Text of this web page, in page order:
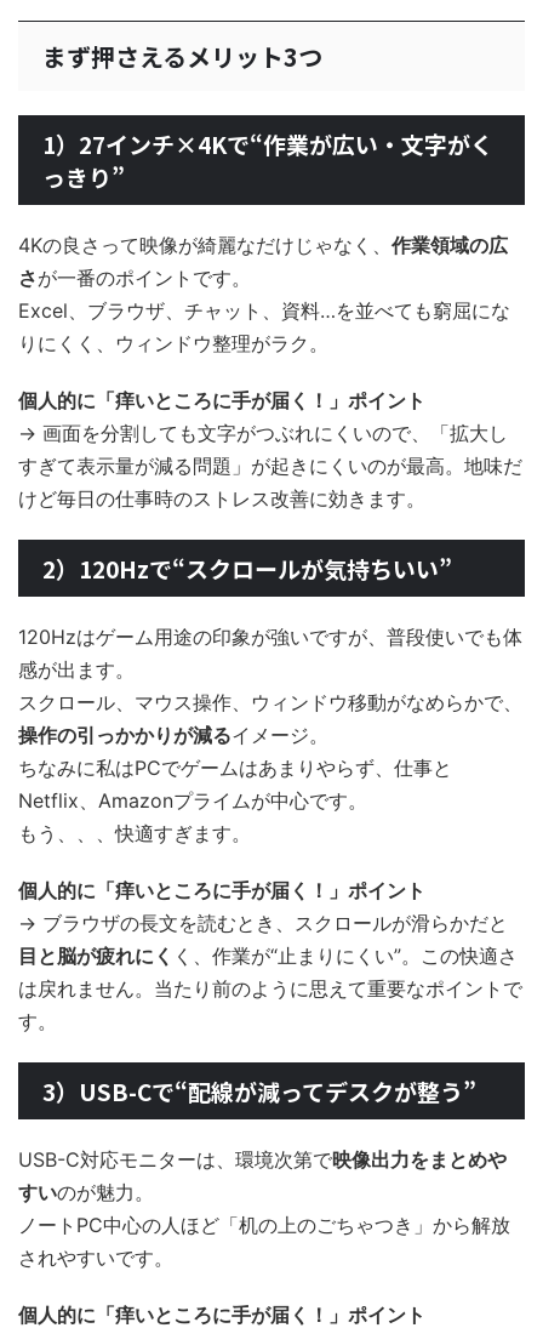
まず押さえるメリット3つ
1）27インチ×4Kで“作業が広い・文字がく
っきり”
4Kの良さって映像が綺麗なだけじゃなく、 作業領域の広
さが一番のポイントです。
Excel、ブラウザ、チャット、資料…を並べても窮屈にな
りにくく、ウィンドウ整理がラク。
個人的に「痒いところに手が届く！」ポイント
→ 画面を分割しても文字がつぶれにくいので、「拡大し
すぎて表示量が減る問題」が起きにくいのが最高。地味だ
けど毎日の仕事時のストレス改善に効きます。
2）120Hzで“スクロールが気持ちいい”
120Hzはゲーム用途の印象が強いですが、普段使いでも体
感が出ます。
スクロール、マウス操作、ウィンドウ移動がなめらかで、
操作の引っかかりが減るイメージ。
ちなみに私はPCでゲームはあまりやらず、仕事と
Netflix、Amazonプライムが中心です。
もう、、、快適すぎます。
個人的に「痒いところに手が届く！」ポイント
→ ブラウザの長文を読むとき、スクロールが滑らかだと
目と脳が疲れにく く、作業が“止まりにくい”。この快適さ
は戻れません。当たり前のように思えて重要なポイントで
す。
3）USB-Cで“配線が減ってデスクが整う”
USB-C対応モニターは、環境次第で映像出力をまとめや
すいのが魅力。
ノートPC中心の人ほど「机の上のごちゃつき」から解放
されやすいです。
個人的に「痒いところに手が届く！」ポイント